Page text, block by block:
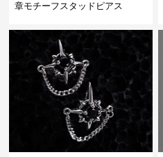
章モチーフスタッドピアス